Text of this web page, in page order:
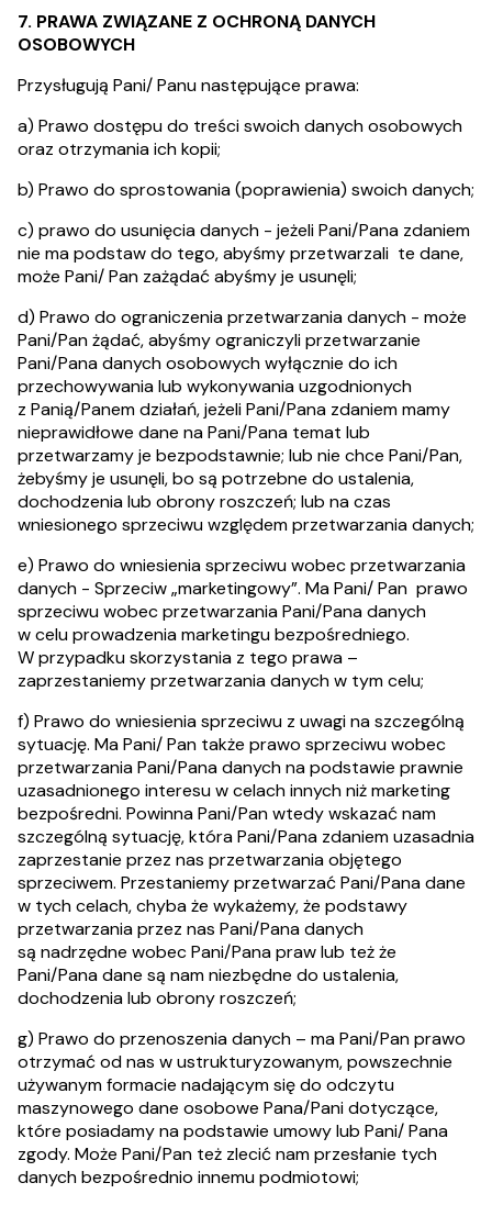
7. PRAWA ZWIĄZANE Z OCHRONĄ DANYCH
OSOBOWYCH
Przysługują Pani/ Panu następujące prawa:
a) Prawo dostępu do treści swoich danych osobowych
oraz otrzymania ich kopii;
b) Prawo do sprostowania (poprawienia) swoich danych;
c) prawo do usunięcia danych - jeżeli Pani/Pana zdaniem
nie ma podstaw do tego, abyśmy przetwarzali te dane,
może Pani/ Pan zażądać abyśmy je usunęli;
d) Prawo do ograniczenia przetwarzania danych - może
Pani/Pan żądać, abyśmy ograniczyli przetwarzanie
Pani/Pana danych osobowych wyłącznie do ich
przechowywania lub wykonywania uzgodnionych
z Panią/Panem działań, jeżeli Pani/Pana zdaniem mamy
nieprawidłowe dane na Pani/Pana temat lub
przetwarzamy je bezpodstawnie; lub nie chce Pani/Pan,
żebyśmy je usunęli, bo są potrzebne do ustalenia,
dochodzenia lub obrony roszczeń; lub na czas
wniesionego sprzeciwu względem przetwarzania danych;
e) Prawo do wniesienia sprzeciwu wobec przetwarzania
danych - Sprzeciw „marketingowy”. Ma Pani/ Pan prawo
sprzeciwu wobec przetwarzania Pani/Pana danych
w celu prowadzenia marketingu bezpośredniego.
W przypadku skorzystania z tego prawa –
zaprzestaniemy przetwarzania danych w tym celu;
f) Prawo do wniesienia sprzeciwu z uwagi na szczególną
sytuację. Ma Pani/ Pan także prawo sprzeciwu wobec
przetwarzania Pani/Pana danych na podstawie prawnie
uzasadnionego interesu w celach innych niż marketing
bezpośredni. Powinna Pani/Pan wtedy wskazać nam
szczególną sytuację, która Pani/Pana zdaniem uzasadnia
zaprzestanie przez nas przetwarzania objętego
sprzeciwem. Przestaniemy przetwarzać Pani/Pana dane
w tych celach, chyba że wykażemy, że podstawy
przetwarzania przez nas Pani/Pana danych
są nadrzędne wobec Pani/Pana praw lub też że
Pani/Pana dane są nam niezbędne do ustalenia,
dochodzenia lub obrony roszczeń;
g) Prawo do przenoszenia danych – ma Pani/Pan prawo
otrzymać od nas w ustrukturyzowanym, powszechnie
używanym formacie nadającym się do odczytu
maszynowego dane osobowe Pana/Pani dotyczące,
które posiadamy na podstawie umowy lub Pani/ Pana
zgody. Może Pani/Pan też zlecić nam przesłanie tych
danych bezpośrednio innemu podmiotowi;